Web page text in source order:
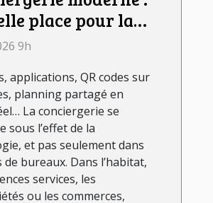
place pour la
dans le
9h
applications, QR codes sur
planning partagé en
La conciergerie se
sous l’effet de la
et pas seulement dans
bureaux. Dans l’habitat,
services, les
ou les commerces,